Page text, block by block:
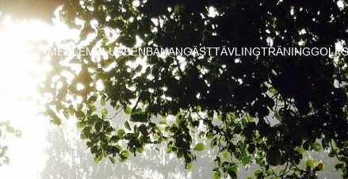
MEDLEMKLUBBENBANANGÄSTTÄVLINGTRÄNING